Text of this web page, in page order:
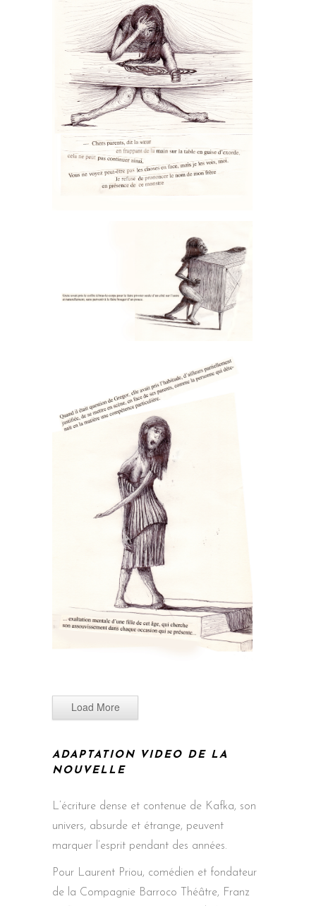
Load More
ADAPTATION VIDEO DE LA
NOUVELLE
L’écriture dense et contenue de Kafka, son
univers, absurde et étrange, peuvent
marquer l’esprit pendant des années.
Pour Laurent Priou, comédien et fondateur
de la Compagnie Barroco Théâtre, Franz